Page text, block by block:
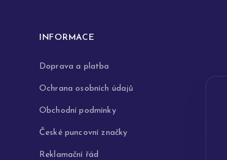
INFORMACE
Doprava a platba
Ochrana osobních údajů
Obchodní podmínky
České puncovní značky
Reklamační řád